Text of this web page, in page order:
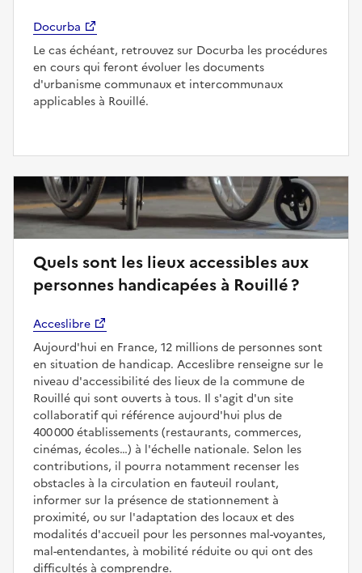
Docurba
Le cas échéant, retrouvez sur Docurba les procédures
en cours qui feront évoluer les documents
d'urbanisme communaux et intercommunaux
applicables à Rouillé.
Quels sont les lieux accessibles aux
personnes handicapées à Rouillé ?
Acceslibre
Aujourd'hui en France, 12 millions de personnes sont
en situation de handicap. Acceslibre renseigne sur le
niveau d'accessibilité des lieux de la commune de
Rouillé qui sont ouverts à tous. Il s'agit d'un site
collaboratif qui référence aujourd'hui plus de
400 000 établissements (restaurants, commerces,
cinémas, écoles…) à l'échelle nationale. Selon les
contributions, il pourra notamment recenser les
obstacles à la circulation en fauteuil roulant,
informer sur la présence de stationnement à
proximité, ou sur l'adaptation des locaux et des
modalités d'accueil pour les personnes mal-voyantes,
mal-entendantes, à mobilité réduite ou qui ont des
difficultés à comprendre.